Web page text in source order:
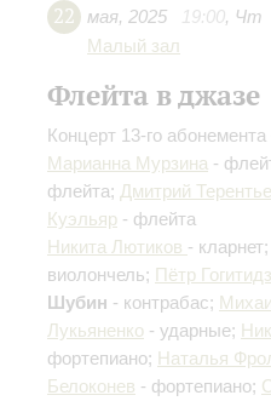
22 мая, 2025 19:00, Чт
Малый зал
Флейта в джазе
Концерт 13-го абонемента
Марианна Мурзина -
флейта; Дмитрий
Куэльяр - флейта
Никита Лютиков - кларнет;
виолончель; Пётр
Шубин - контрабас;
Лукьяненко - ударные;
фортепиано; Наталья
Белоконев - фортепиано;